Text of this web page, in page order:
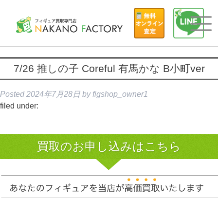
7/26 推しの子 Coreful 有馬かな B小町ver
Posted 2024年7月28日 by figshop_owner1
filed under:
買取のお申し込みはこちら